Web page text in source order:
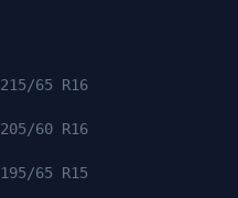
215/65 R16
205/60 R16
195/65 R15